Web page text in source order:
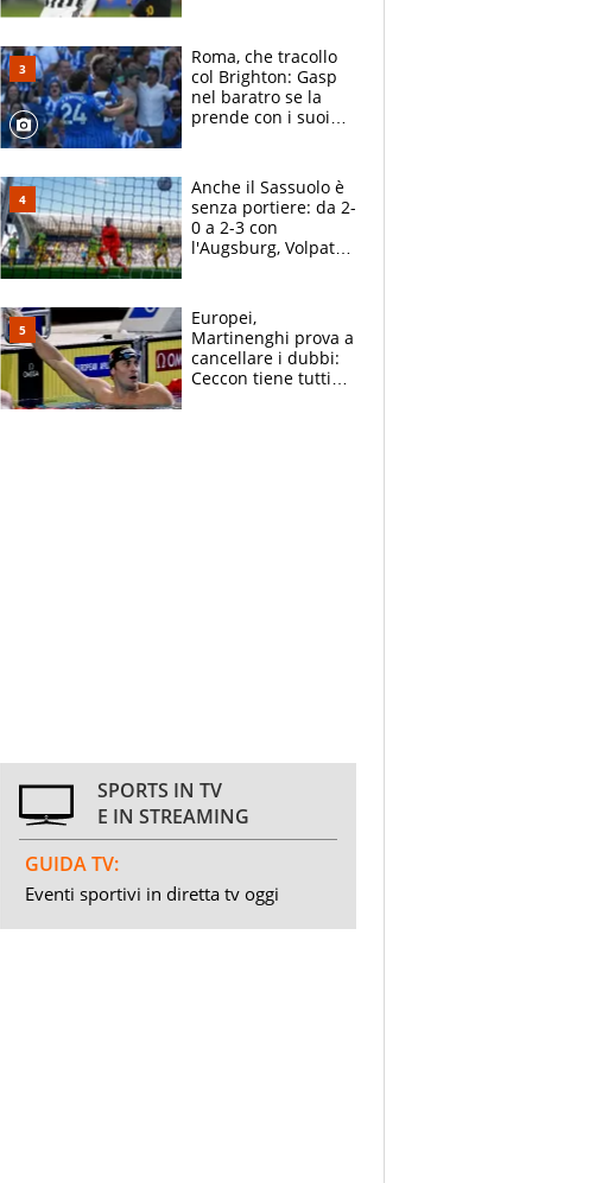
Roma, che tracollo
col Brighton: Gasp
nel baratro se la
prende con i suoi
Anche il Sassuolo è
senza portiere: da 2-
0 a 2-3 con
l'Augsburg, Volpato
Europei,
Martinenghi prova a
cancellare i dubbi:
Ceccon tiene tutti
SPORTS IN TV
E IN STREAMING
GUIDA TV:
Eventi sportivi in diretta tv oggi